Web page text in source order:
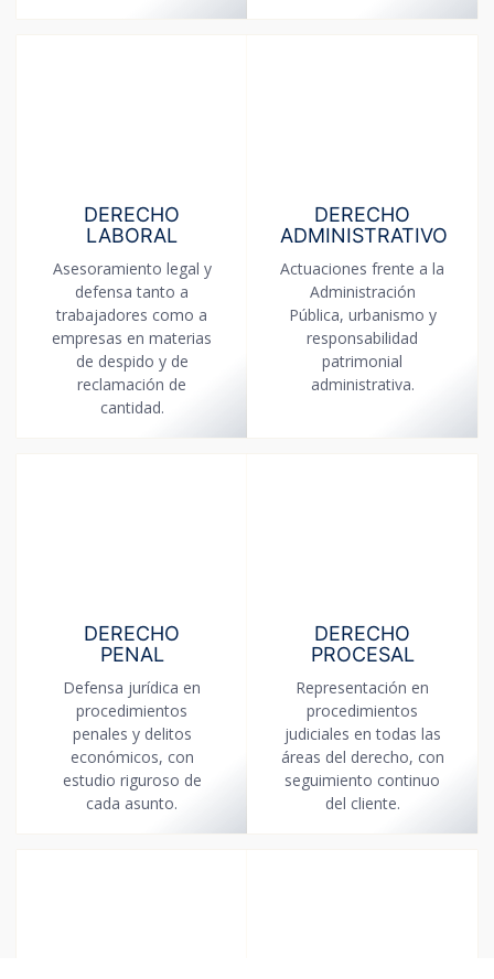
DERECHO
LABORAL
Asesoramiento legal y
defensa tanto a
trabajadores como a
empresas en materias
de despido y de
reclamación de
cantidad.
DERECHO
ADMINISTRATIVO
Actuaciones frente a la
Administración
Pública, urbanismo y
responsabilidad
patrimonial
administrativa.
DERECHO
PENAL
Defensa jurídica en
procedimientos
penales y delitos
económicos, con
estudio riguroso de
cada asunto.
DERECHO
PROCESAL
Representación en
procedimientos
judiciales en todas las
áreas del derecho, con
seguimiento continuo
del cliente.